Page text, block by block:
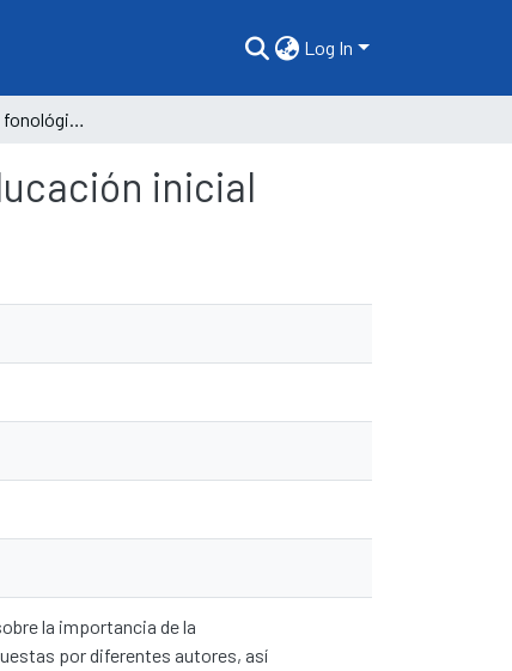
Log In
Nivel de conciencia fonológica en los estudiantes de educación inicial
inicial
la importancia de la
por diferentes autores, así